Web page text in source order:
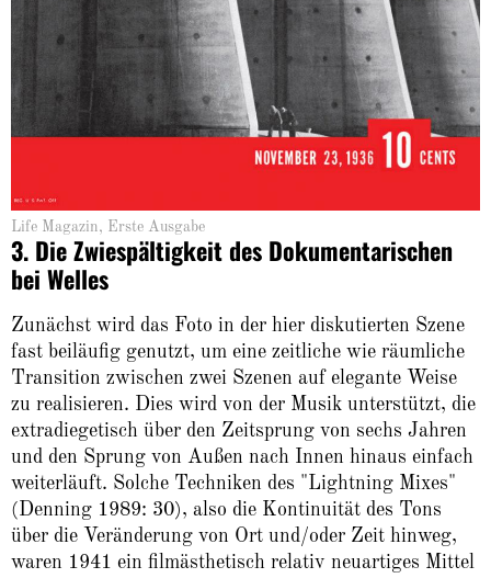
Life Magazin, Erste Ausgabe
3. Die Zwiespältigkeit des Dokumentarischen
bei Welles
Zunächst wird das Foto in der hier diskutierten Szene
fast beiläufig genutzt, um eine zeitliche wie räumliche
Transition zwischen zwei Szenen auf elegante Weise
zu realisieren. Dies wird von der Musik unterstützt, die
extradiegetisch über den Zeitsprung von sechs Jahren
und den Sprung von Außen nach Innen hinaus einfach
weiterläuft. Solche Techniken des "Lightning Mixes"
(Denning 1989: 30), also die Kontinuität des Tons
über die Veränderung von Ort und/oder Zeit hinweg,
waren 1941 ein filmästhetisch relativ neuartiges Mittel